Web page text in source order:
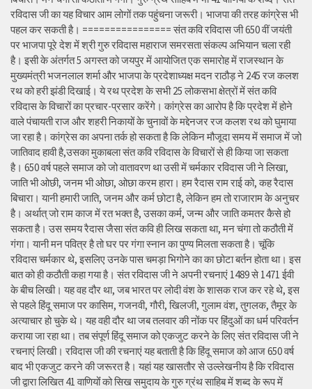
रविदास जी का यह विचार आम लोगों तक पहुंचना जरूरी। भाजपा की तरह कांग्रेस भी
पहल कर सकती है। ================ संत कवि रविदास जी 650 वीं जयंती
पर भाजपा पूरे देश में श्री गुरु रविदास महाराज समरसता संकल्प अभियान चला रही
है। इसी के अंतर्गत 5 अगस्त को जयपुर में आयोजित एक समारोह में राजस्थान के
मुख्यमंत्री भजनलाल शर्मा और भाजपा के प्रदेशाध्यक्ष मदन राठौड़ ने 245 रज कलश
रथ को हरी झंडी दिखाई। ये रथ प्रदेश के सभी 25 लोकसभा क्षेत्रों में संत कवि
रविदास के विचारों का प्रचार-प्रसार करेंगे। कांग्रेस का आरोप है कि प्रदेश में होने
वाले पंचायती राज और शहरी निकायों के चुनावों के मद्देनजर रज कलश रथ को घुमाया
जा रहा है। कांग्रेस का अपना तर्क हो सकता है कि लेकिन मौजूदा समय में समाज में जो
जातिवाद हावी है,उसका मुकाबला संत कवि रविदास के विचारों से ही किया जा सकता
है। 650 वर्ष पहले समाज को जो वातावरण था उसी में चर्मकार रविदास जी ने लिखा,
जाति भी ओछी, जनम भी ओछा, ओछा करम हारा। हम रैदास राम राई को, कह रैदास
बिचारा। यानी हमारी जाति, जनम और कर्म छोटा है, लेकिन हम तो राजाराम के अनुचर
है। अर्थात् जो राम काज में रत भक्त है, उसका कर्म, जन्म और जाति कमतर कैसे हो
सकता है। उस समय रैदास जैसा संत कवि ही लिख सकता था, मन चंगा तो कठौती में
गंगा। यानी मन पवित्र है तो घर पर गंगा स्नान का पुण्य मिलता सकता है। चूंकि
रविदास चर्मकार थे, इसलिए उनके पास चमड़ा भिगोने का का छोटा बर्तन होता था। इस
बात को ही कठौती कहा गया है। संत रविदास जी ने अपनी रचनाएं 1489 से 1471 ईवी
के बीच लिखी। यह वह दौर था, जब भारत पर लोदी वंश के शासक राज कर रहे थे, इस
से पहले हिंदू समाज पर कासिम, गजनवी, गौरी, खिलजी, गुलाम वंश, तुगलक, तैमूर के
अत्याचार हो चुके थे। यह वही दौर था जब तलवार की नोंक पर हिंदुओं का धर्म परिवर्तन
कराया जा रहा था। तब संपूर्ण हिंदू समाज को एकजुट करने के लिए संत रविदास जी ने
रचनाएं लिखी। रविदास जी की रचनाएं यह बताती है कि हिंदू समाज को आज 650 वर्ष
बाद भी एकजुट करने की जरूरत है। यहां यह खासतौर से उल्लेखनीय है कि रविदास
जी द्वारा लिखित 41 वाणियोंं को सिख समुदाय के गुरु ग्रंथ साहिब में शब्द के रूप में